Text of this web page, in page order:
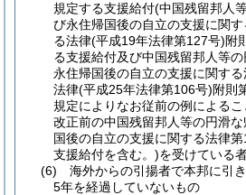
規定する支援給付(中国残留邦人
び永住帰国後の自立の支援に関
る法律(平成19年法律第127号)附
る支援給付及び中国残留邦人等
永住帰国後の自立の支援に関す
法律(平成25年法律第106号)附則
規定によりなお従前の例による
改正前の中国残留邦人等の円滑
国後の自立の支援に関する法律
支援給付を含む。)を受けている
(6)
海外からの引揚者で本邦に引
5年を経過していないもの